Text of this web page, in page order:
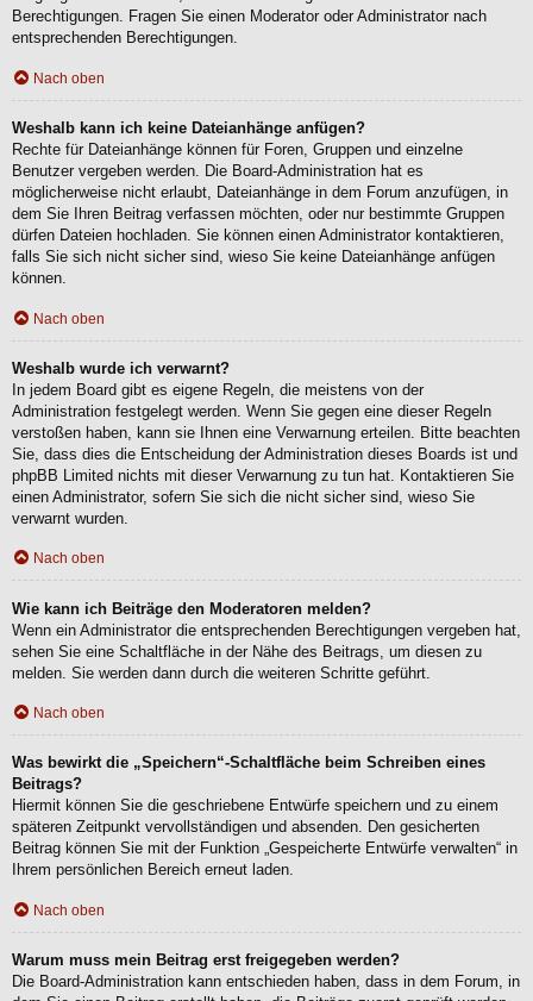
Berechtigungen. Fragen Sie einen Moderator oder Administrator nach
entsprechenden Berechtigungen.
Nach oben
Weshalb kann ich keine Dateianhänge anfügen?
Rechte für Dateianhänge können für Foren, Gruppen und einzelne
Benutzer vergeben werden. Die Board-Administration hat es
möglicherweise nicht erlaubt, Dateianhänge in dem Forum anzufügen, in
dem Sie Ihren Beitrag verfassen möchten, oder nur bestimmte Gruppen
dürfen Dateien hochladen. Sie können einen Administrator kontaktieren,
falls Sie sich nicht sicher sind, wieso Sie keine Dateianhänge anfügen
können.
Nach oben
Weshalb wurde ich verwarnt?
In jedem Board gibt es eigene Regeln, die meistens von der
Administration festgelegt werden. Wenn Sie gegen eine dieser Regeln
verstoßen haben, kann sie Ihnen eine Verwarnung erteilen. Bitte beachten
Sie, dass dies die Entscheidung der Administration dieses Boards ist und
phpBB Limited nichts mit dieser Verwarnung zu tun hat. Kontaktieren Sie
einen Administrator, sofern Sie sich die nicht sicher sind, wieso Sie
verwarnt wurden.
Nach oben
Wie kann ich Beiträge den Moderatoren melden?
Wenn ein Administrator die entsprechenden Berechtigungen vergeben hat,
sehen Sie eine Schaltfläche in der Nähe des Beitrags, um diesen zu
melden. Sie werden dann durch die weiteren Schritte geführt.
Nach oben
Was bewirkt die „Speichern“-Schaltfläche beim Schreiben eines
Beitrags?
Hiermit können Sie die geschriebene Entwürfe speichern und zu einem
späteren Zeitpunkt vervollständigen und absenden. Den gesicherten
Beitrag können Sie mit der Funktion „Gespeicherte Entwürfe verwalten“ in
Ihrem persönlichen Bereich erneut laden.
Nach oben
Warum muss mein Beitrag erst freigegeben werden?
Die Board-Administration kann entschieden haben, dass in dem Forum, in